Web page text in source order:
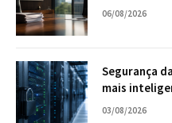
06/08/2026
Segurança
mais
empresa
03/08/2026